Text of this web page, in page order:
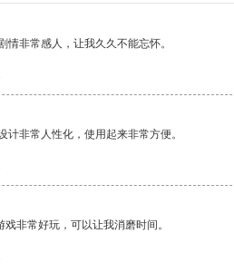
情非常感人，让我久久不能忘怀。
计非常人性化，使用起来非常方便。
非常好玩，可以让我消磨时间。